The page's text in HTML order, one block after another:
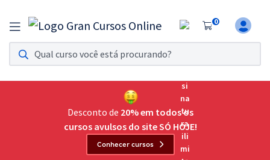
0
Assinatura Ilimitada 11
Acesso a todos os cursos. Teste grátis por 7 dias!
Assinatura OAB Até Passar
Acesso ilimitado a toda preparação para o Exame da
Desconto de 20% em todos os
cursos avulsos do site SÓ HOJE!
Conhecer cursos